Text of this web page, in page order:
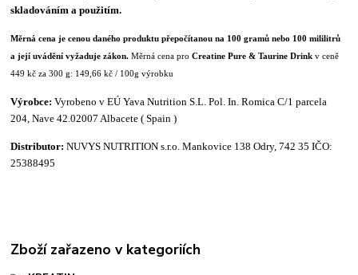
skladováním a použitím.
Měrná cena je cenou daného produktu přepočítanou na 100 gramů nebo 100 mililitrů
a její uvádění vyžaduje zákon.Měrná cena proCreatine Pure & Taurine Drink v ceně
449 kč za 300 g: 149,66 kč / 100g výrobku
Výrobce:Vyrobeno v EÚ Yava Nutrition S.L. Pol. In. Romica C/1 parcela
204, Nave 42.02007 Albacete ( Spain )
Distributor:NUVYS NUTRITION s.r.o. Mankovice 138 Odry, 742 35 IČO:
25388495
Zboží zařazeno v kategoriích